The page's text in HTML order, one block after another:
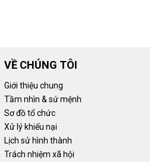
VỀ CHÚNG TÔI
Giới thiệu chung
Tầm nhìn & sứ mệnh
Sơ đồ tổ chức
Xử lý khiếu nại
Lịch sử hình thành
Trách nhiệm xã hội